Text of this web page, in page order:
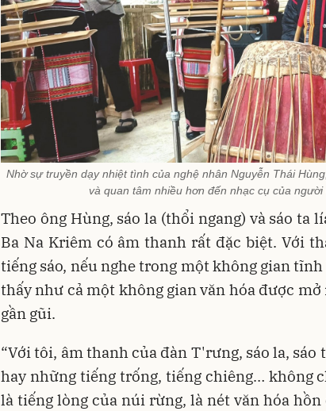
Nhờ sự truyền dạy nhiệt tình của nghệ nhân Nguyễn Thái
và quan tâm nhiều hơn đến nhạc cụ của người
Theo ông Hùng, sáo la (thổi ngang) và sáo ta
Ba Na Kriêm có âm thanh rất đặc biệt. Với
tiếng sáo, nếu nghe trong một không gian
thấy như cả một không gian văn hóa được
gần gũi.
“Với tôi, âm thanh của đàn T'rưng, sáo la, sáo
hay những tiếng trống, tiếng chiêng… không
là tiếng lòng của núi rừng, là nét văn hóa